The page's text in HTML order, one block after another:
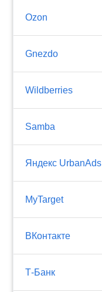
Ozon
Gnezdo
Wildberries
Samba
Яндекс UrbanAds
MyTarget
ВКонтакте
Т-Банк